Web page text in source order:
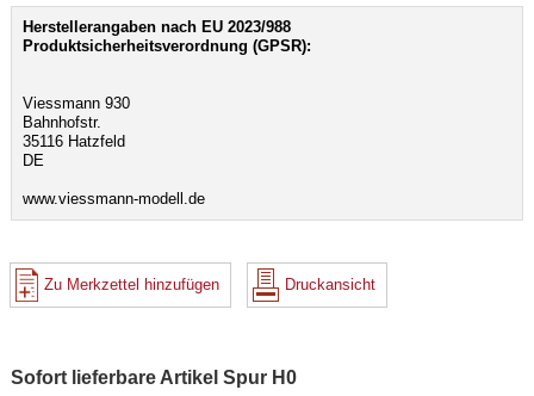
Herstellerangaben nach EU 2023/988
Produktsicherheitsverordnung (GPSR):
Viessmann 930
Bahnhofstr.
35116 Hatzfeld
DE
www.viessmann-modell.de
Zu Merkzettel hinzufügen Druckansicht
Sofort lieferbare Artikel Spur H0